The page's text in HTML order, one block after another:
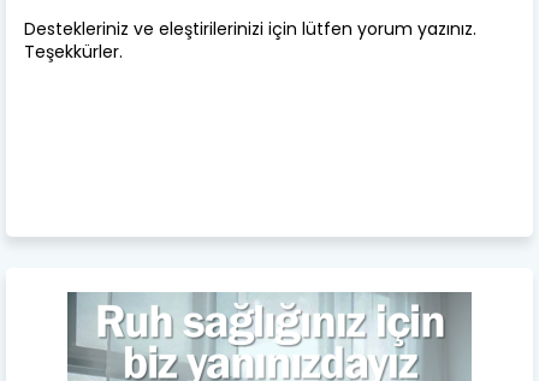
Destekleriniz ve eleştirilerinizi için lütfen yorum yazınız.
Teşekkürler.